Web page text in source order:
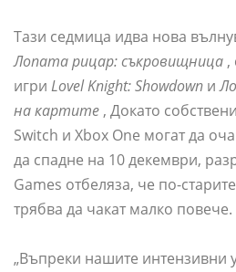
Тази седмица идва нова
Лопата рицар: съкровищница ,
игри Lovel Knight: Showdown и
на картите , Докато
Switch и Xbox One могат да
да спадне на 10 декември,
Games отбеляза, че по-
трябва да чакат малко повече.
„Въпреки нашите интензивни